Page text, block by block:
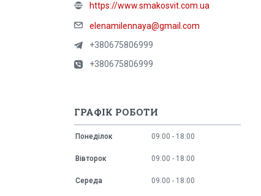
https://www.smakosvit.com.ua
elenamilennaya@gmail.com
+380675806999
+380675806999
ГРАФІК РОБОТИ
Понеділок 09:00 18:00
Вівторок 09:00 18:00
Середа 09:00 18:00